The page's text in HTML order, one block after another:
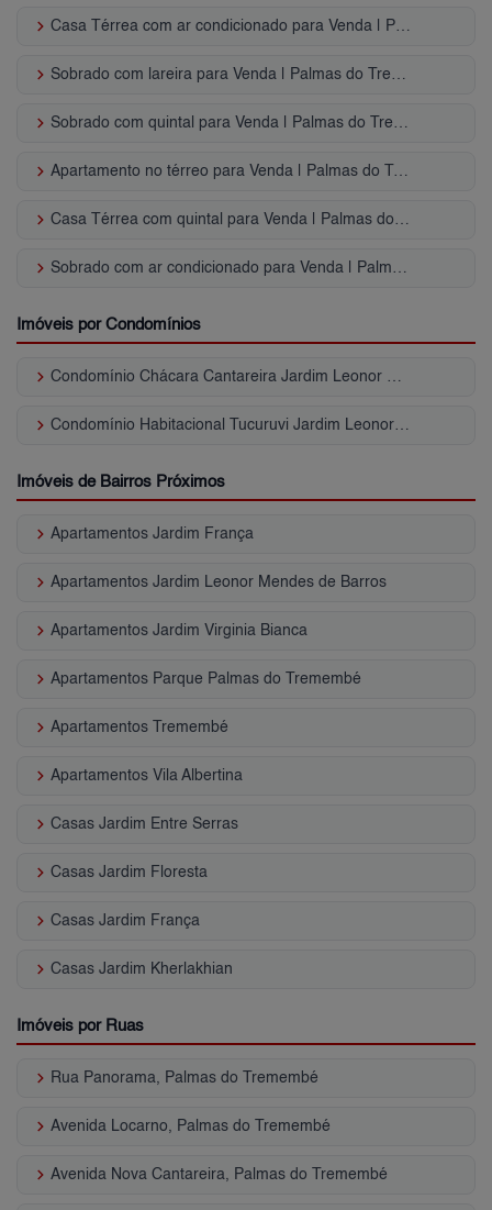
keyboard_arrow_right Casa Térrea com ar condicionado para Venda | Palmas do Tremembé
keyboard_arrow_right Sobrado com lareira para Venda | Palmas do Tremembé
keyboard_arrow_right Sobrado com quintal para Venda | Palmas do Tremembé
keyboard_arrow_right Apartamento no térreo para Venda | Palmas do Tremembé
keyboard_arrow_right Casa Térrea com quintal para Venda | Palmas do Tremembé
keyboard_arrow_right Sobrado com ar condicionado para Venda | Palmas do Tremembé
Imóveis por Condomínios
keyboard_arrow_right Condomínio Chácara Cantareira Jardim Leonor Mendes de Barros
keyboard_arrow_right Condomínio Habitacional Tucuruvi Jardim Leonor Mendes de Barros
Imóveis de Bairros Próximos
keyboard_arrow_right Apartamentos Jardim França
keyboard_arrow_right Apartamentos Jardim Leonor Mendes de Barros
keyboard_arrow_right Apartamentos Jardim Virginia Bianca
keyboard_arrow_right Apartamentos Parque Palmas do Tremembé
keyboard_arrow_right Apartamentos Tremembé
keyboard_arrow_right Apartamentos Vila Albertina
keyboard_arrow_right Casas Jardim Entre Serras
keyboard_arrow_right Casas Jardim Floresta
keyboard_arrow_right Casas Jardim França
keyboard_arrow_right Casas Jardim Kherlakhian
Imóveis por Ruas
keyboard_arrow_right Rua Panorama, Palmas do Tremembé
keyboard_arrow_right Avenida Locarno, Palmas do Tremembé
keyboard_arrow_right Avenida Nova Cantareira, Palmas do Tremembé